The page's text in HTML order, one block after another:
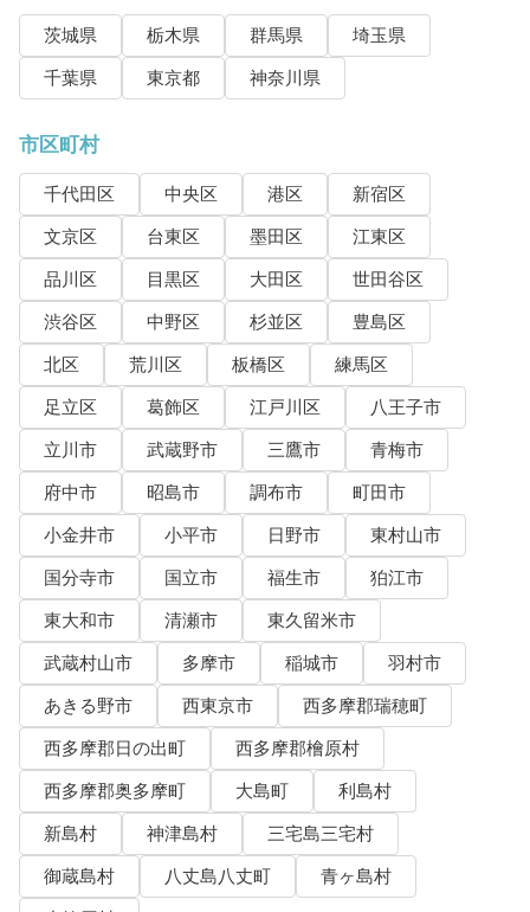
茨城県 栃木県 群馬県
埼玉県
千葉県
東京都 神奈川県
市区町村
千代田区 中央区 港区
新宿区
文京区
台東区 墨田区
江東区
品川区
目黒区 大田区
世田谷区
渋谷区
中野区 杉並区
豊島区
北区
荒川区 板橋区
練馬区
足立区
葛飾区 江戸川区
八王子市
立川市
武蔵野市 三鷹市
青梅市
府中市
昭島市 調布市
町田市
小金井市
小平市 日野市
東村山市
国分寺市
国立市 福生市
狛江市
東大和市
清瀬市
東久留米市
武蔵村山市
多摩市 稲城市
羽村市
あきる野市
西東京市
西多摩郡瑞穂町
西多摩郡日の出町
西多摩郡檜原村
西多摩郡奥多摩町
大島町
利島村
新島村
神津島村
三宅島三宅村
御蔵島村
八丈島八丈町
青ヶ島村